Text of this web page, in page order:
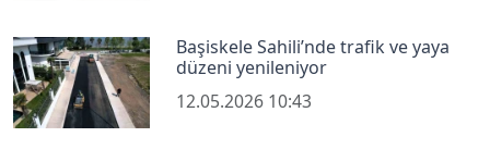
Başiskele Sahili’nde trafik ve yaya
düzeni yenileniyor
12.05.2026 10:43